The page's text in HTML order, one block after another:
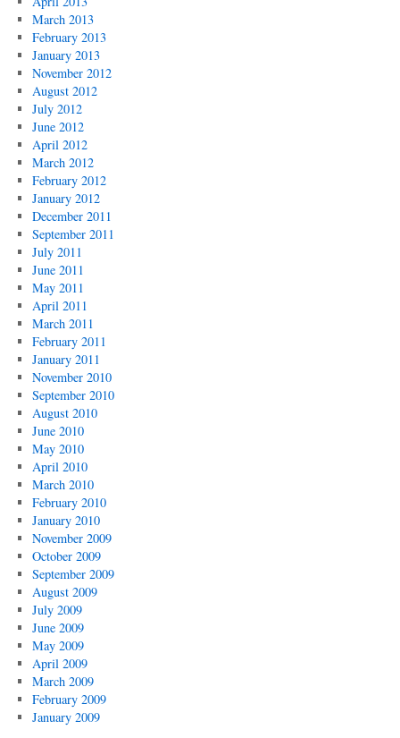
March 2013
February 2013
January 2013
November 2012
August 2012
July 2012
June 2012
April 2012
March 2012
February 2012
January 2012
December 2011
September 2011
July 2011
June 2011
May 2011
April 2011
March 2011
February 2011
January 2011
November 2010
September 2010
August 2010
June 2010
May 2010
April 2010
March 2010
February 2010
January 2010
November 2009
October 2009
September 2009
August 2009
July 2009
June 2009
May 2009
April 2009
March 2009
February 2009
January 2009